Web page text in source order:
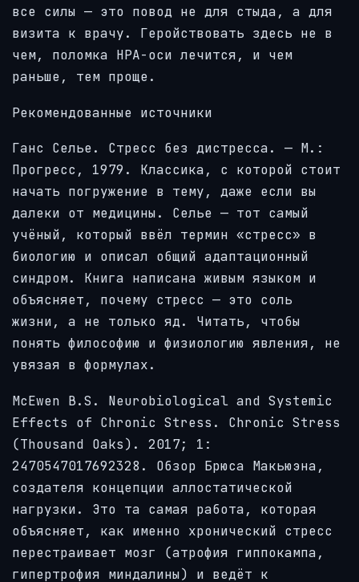
все силы — это повод не для стыда, а для
визита к врачу. Геройствовать здесь не в
чем, поломка HPA-оси лечится, и чем
раньше, тем проще.
Рекомендованные источники
Ганс Селье. Стресс без дистресса. — М.:
Прогресс, 1979. Классика, с которой стоит
начать погружение в тему, даже если вы
далеки от медицины. Селье — тот самый
учёный, который ввёл термин «стресс» в
биологию и описал общий адаптационный
синдром. Книга написана живым языком и
объясняет, почему стресс — это соль
жизни, а не только яд. Читать, чтобы
понять философию и физиологию явления, не
увязая в формулах.
McEwen B.S. Neurobiological and Systemic
Effects of Chronic Stress. Chronic Stress
(Thousand Oaks). 2017; 1:
2470547017692328. Обзор Брюса Макьюэна,
создателя концепции аллостатической
нагрузки. Это та самая работа, которая
объясняет, как именно хронический стресс
перестраивает мозг (атрофия гиппокампа,
гипертрофия миндалины) и ведёт к